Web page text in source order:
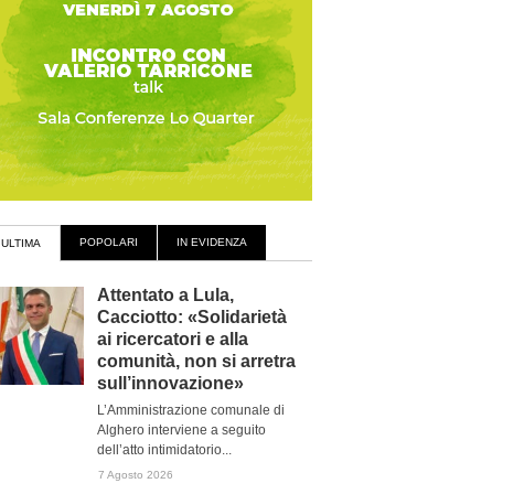
ULTIMA POPOLARI IN EVIDENZA
Attentato a Lula,
Cacciotto: «Solidarietà
ai ricercatori e alla
comunità, non si arretra
sull’innovazione»
L’Amministrazione comunale di
Alghero interviene a seguito
dell’atto intimidatorio...
7 Agosto 2026